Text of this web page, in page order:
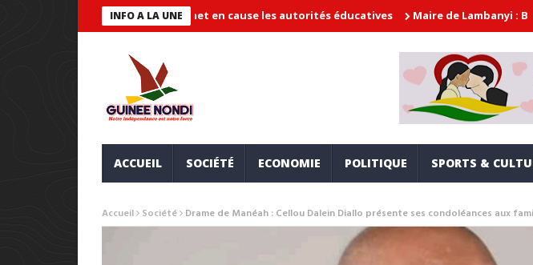
INFO A LA UNE
« systémique » et met en cause les autorités éducatives Maire de Lambanyi : Baba Alimou
ACCUEIL SOCIÉTÉ ECONOMIE POLITIQUE SPORTS &
Accueil Société Drame de Manéah : Cellou Dalein Diallo présente ses condoléances aux